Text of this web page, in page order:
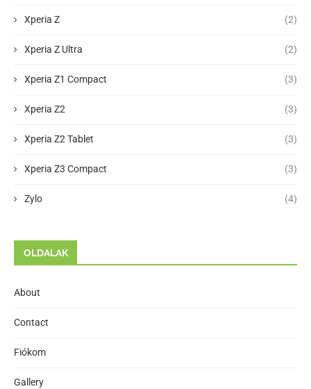
Xperia Z (2)
Xperia Z Ultra (2)
Xperia Z1 Compact (3)
Xperia Z2 (3)
Xperia Z2 Tablet (3)
Xperia Z3 Compact (3)
Zylo (4)
OLDALAK
About
Contact
Fiókom
Gallery